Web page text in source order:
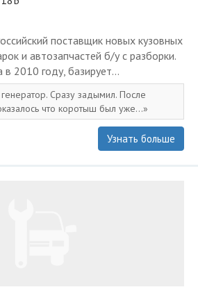
поставщик новых кузовных
и автозапчастей б/у с разборки.
в 2010 году, базирует...
Сразу задымил. После
что коротыш был уже...
Узнать больше